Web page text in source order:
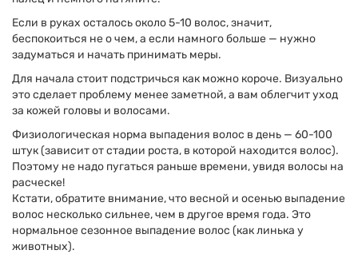
Если в руках осталось около 5-10 волос, значит,
беспокоиться не о чем, а если намного больше — нужно
задуматься и начать принимать меры.
Для начала стоит подстричься как можно короче. Визуально
это сделает проблему менее заметной, а вам облегчит уход
за кожей головы и волосами.
Физиологическая норма выпадения волос в день — 60-100
штук (зависит от стадии роста, в которой находится волос).
Поэтому не надо пугаться раньше времени, увидя волосы на
расческе!
Кстати, обратите внимание, что весной и осенью выпадение
волос несколько сильнее, чем в другое время года. Это
нормальное сезонное выпадение волос (как линька у
животных).